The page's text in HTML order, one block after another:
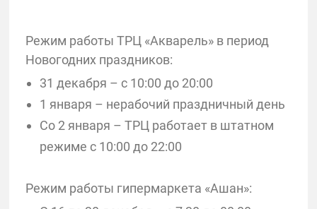
Режим работы ТРЦ «Акварель» в период
Новогодних праздников:
31 декабря – с 10:00 до 20:00
1 января – нерабочий праздничный день
Со 2 января – ТРЦ работает в штатном
режиме с 10:00 до 22:00
Режим работы гипермаркета «Ашан»: